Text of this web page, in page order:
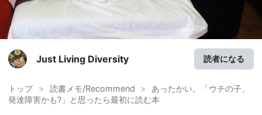
Just Living Diversity 読者になる
トップ > 読書メモ/Recommend >
あったかい。「ウチの子、
発達障害かも?」と思ったら最初に読む本